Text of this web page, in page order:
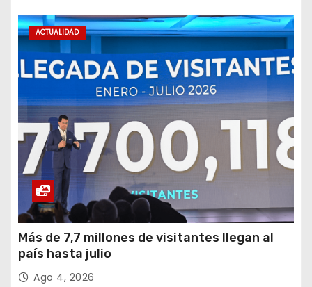
ACTUALIDAD
Más de 7,7 millones de visitantes llegan al
país hasta julio
Ago 4, 2026